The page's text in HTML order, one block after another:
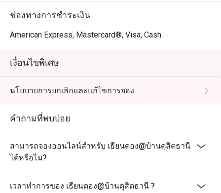
ช่องทางการชำระเงิน
American Express, Mastercard®, Visa, Cash
เงื่อนไขพิเศษ
นโยบายการยกเลิกและแก้ไขการจอง
คำถามที่พบบ่อย
สามารถจองออนไลน์สำหรับ เธียนดอง@บ้านดุสิตธานี
ได้หรือไม่?
เวลาทำการของ เธียนดอง@บ้านดุสิตธานี ?